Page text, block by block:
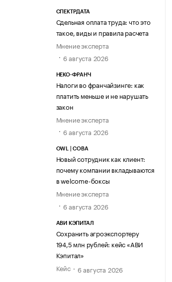
СПЕКТРДАТА
Сдельная оплата труда: что это
такое, виды и правила расчета
Мнение эксперта
6 августа 2026
НЕКО-ФРАНЧ
Налоги во франчайзинге: как
платить меньше и не нарушать
закон
Мнение эксперта
6 августа 2026
OWL | СОВА
Новый сотрудник как клиент:
почему компании вкладываются
в welcome-боксы
Мнение эксперта
6 августа 2026
АВИ КЭПИТАЛ
Сохранить агроэкспортеру
194,5 млн рублей: кейс «АВИ
Кэпитал»
Кейс
6 августа 2026